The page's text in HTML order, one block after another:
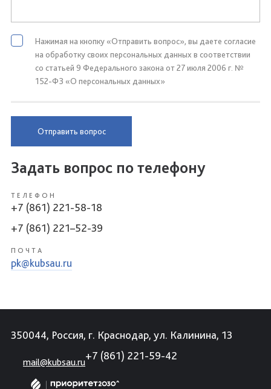
Нажимая на кнопку «Отправить вопрос», вы даете согласие
на обработку своих персональных данных в соответствии
со статьей 9 Федерального закона от 27 июля 2006 г. №
152-ФЗ «О персональных данных»
Отправить вопрос
Задать вопрос по телефону
ТЕЛЕФОН
+7 (861) 221-58-18
+7 (861) 221–52-39
ПОЧТА
pk@kubsau.ru
350044, Россия, г. Краснодар, ул. Калинина, 13
mail@kubsau.ru
+7 (861) 221-59-42